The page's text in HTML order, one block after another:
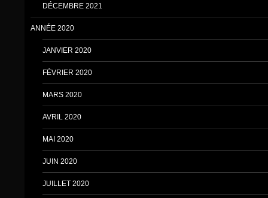
DÉCEMBRE 2021
ANNÉE 2020
JANVIER 2020
FÉVRIER 2020
MARS 2020
AVRIL 2020
MAI 2020
JUIN 2020
JUILLET 2020